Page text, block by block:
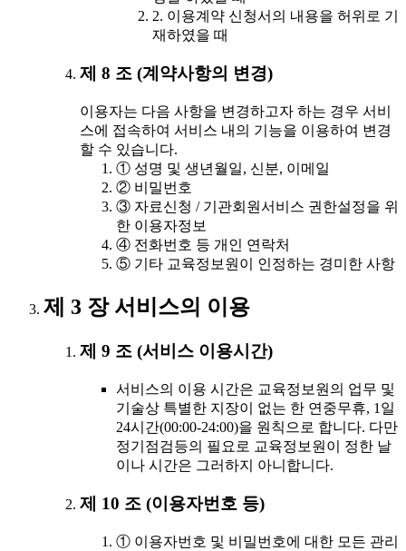
2. 이용계약 신청서의 내용을 허위로 기
재하였을 때
제 8 조 (계약사항의 변경)
이용자는 다음 사항을 변경하고자 하는 경우 서비
스에 접속하여 서비스 내의 기능을 이용하여 변경
할 수 있습니다.
① 성명 및 생년월일, 신분, 이메일
② 비밀번호
③ 자료신청 / 기관회원서비스 권한설정을 위
한 이용자정보
④ 전화번호 등 개인 연락처
⑤ 기타 교육정보원이 인정하는 경미한 사항
제 3 장 서비스의 이용
제 9 조 (서비스 이용시간)
서비스의 이용 시간은 교육정보원의 업무 및
기술상 특별한 지장이 없는 한 연중무휴, 1일
24시간(00:00-24:00)을 원칙으로 합니다. 다만
정기점검등의 필요로 교육정보원이 정한 날
이나 시간은 그러하지 아니합니다.
제 10 조 (이용자번호 등)
① 이용자번호 및 비밀번호에 대한 모든 관리